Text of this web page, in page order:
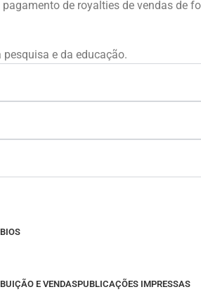
de royalties de vendas de
e da educação.
E VENDASPUBLICAÇÕES IMPRESSAS